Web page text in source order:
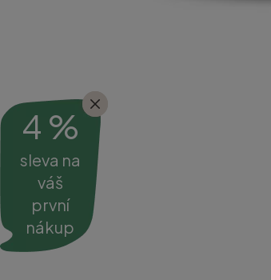
4 %
sleva na
váš
první
nákup